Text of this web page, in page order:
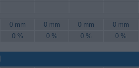
0 mm 0 mm 0 mm 0 mm
0 % 0 % 0 % 0 %